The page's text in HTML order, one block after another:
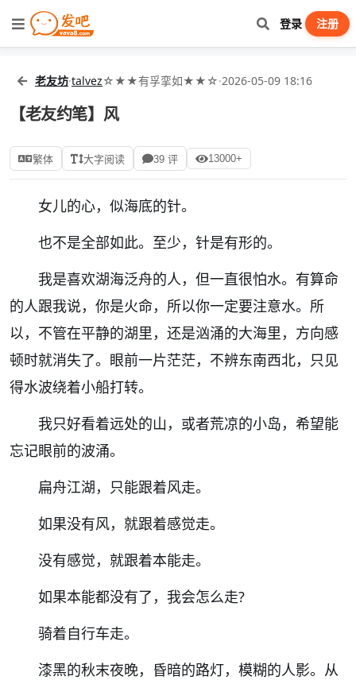
登录 注册
老友坊·talvez☆★★有孚挛如★★☆·2026-05-09 18:16
【老友约笔】风
繁体 大字阅读 39 评 13000+
女儿的心，似海底的针。
也不是全部如此。至少，针是有形的。
我是喜欢湖海泛舟的人，但一直很怕水。有算命
的人跟我说，你是火命，所以你一定要注意水。所
以，不管在平静的湖里，还是汹涌的大海里，方向感
顿时就消失了。眼前一片茫茫，不辨东南西北，只见
得水波绕着小船打转。
我只好看着远处的山，或者荒凉的小岛，希望能
忘记眼前的波涌。
扁舟江湖，只能跟着风走。
如果没有风，就跟着感觉走。
没有感觉，就跟着本能走。
如果本能都没有了，我会怎么走?
骑着自行车走。
漆黑的秋末夜晚，昏暗的路灯，模糊的人影。从